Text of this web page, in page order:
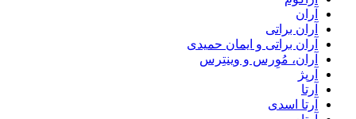
آران
آران براتی
آران براتی و ایمان حمیدی
آران، مُوِرس و وینتِرس
آرپژ
آرتا
آرتا اسدی